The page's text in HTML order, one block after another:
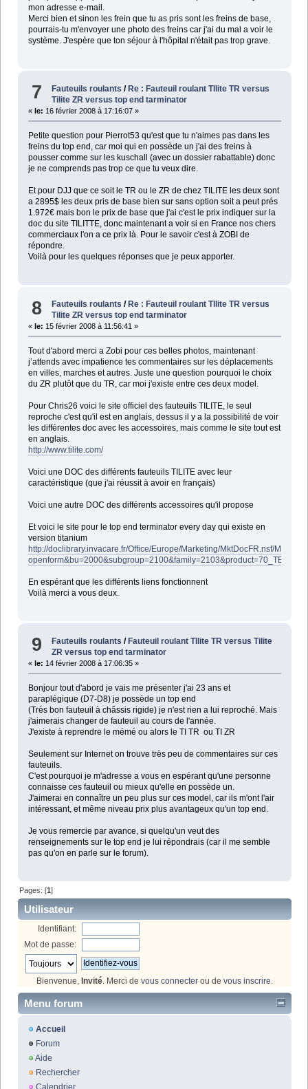
mon adresse e-mail.
Merci bien et sinon les frein que tu as pris sont les freins de base,
pourrais-tu m'envoyer une photo des freins car j'ai du mal a voir le
système. J'espère que ton séjour à l'hôpital n'était pas trop grave.
7 Fauteuils roulants /Re : Fauteuil roulant TIlite TR versus
Tilite ZR versus top end tarminator
« le: 16 février 2008 à 17:16:07 »
Petite question pour Pierrot53 qu'est que tu n'aimes pas dans les
freins du top end, car moi qui en possède un j'ai des freins à
pousser comme sur les kuschall (avec un dossier rabattable) donc
je ne comprends pas trop ce que tu veux dire.
Et pour DJJ que ce soit le TR ou le ZR de chez TILITE les deux sont
a 2895$ les deux pris de base bien sur sans option soit a peut prés
1.972€ mais bon le prix de base que j'ai c'est le prix indiquer sur la
doc du site TILITTE, donc maintenant a voir si en France nos chers
commerciaux l'on a ce prix là. Pour le savoir c'est à ZOBI de
répondre.
Voilà pour les quelques réponses que je peux apporter.
8 Fauteuils roulants / Re : Fauteuil roulant TIlite TR versus
Tilite ZR versus top end tarminator
« le: 15 février 2008 à 11:56:41 »
Tout d'abord merci a Zobi pour ces belles photos, maintenant
j’attends avec impatience tes commentaires sur les déplacements
en villes, marches et autres. Juste une question pourquoi le choix
du ZR plutôt que du TR, car moi j'existe entre ces deux model.
Pour Chris26 voici le site officiel des fauteuils TILITE, le seul
reproche c'est qu'il est en anglais, dessus il y a la possibilité de voir
les différentes doc avec les accessoires, mais comme le site tout est
en anglais.
http://www.tilite.com/
Voici une DOC des différents fauteuils TILITE avec leur
caractéristique (que j'ai réussit à avoir en français)
Voici une autre DOC des différents accessoires qu'il propose
Et voici le site pour le top end terminator every day qui existe en
version titanium
http://doclibrary.invacare.fr/Office/Europe/Marketing/MktDocFR.nsf/
openform&bu=2000&subgroup=2100&family=2103&product=70_TER
En espérant que les différents liens fonctionnent
Voilà merci a vous deux.
9 Fauteuils roulants /Fauteuil roulant TIlite TR versus Tilite
ZR versus top end tarminator
« le: 14 février 2008 à 17:06:35 »
Bonjour tout d'abord je vais me présenter j'ai 23 ans et
paraplégique (D7-D8) je possède un top end
(Très bon fauteuil à châssis rigide) je n'est rien a lui reproché. Mais
j'aimerais changer de fauteuil au cours de l'année.
J'existe à reprendre le mémé ou alors le TI TR ou TI ZR
Seulement sur Internet on trouve très peu de commentaires sur ces
fauteuils.
C'est pourquoi je m'adresse a vous en espérant qu'une personne
connaisse ces fauteuil ou mieux qu'elle en possède un.
J'aimerai en connaître un peu plus sur ces model, car ils m'ont l'air
intéressant, et même niveau prix plus avantageux qu'un top end.
Je vous remercie par avance, si quelqu'un veut des
renseignements sur le top end je lui répondrais (car il me semble
pas qu'on en parle sur le forum).
Pages: [1]
Utilisateur
Identifiant:
Mot de passe:
Bienvenue, Invité. Merci de vous connecter ou de vous inscrire.
Menu forum
Accueil
Forum
Aide
Rechercher
Calendrier